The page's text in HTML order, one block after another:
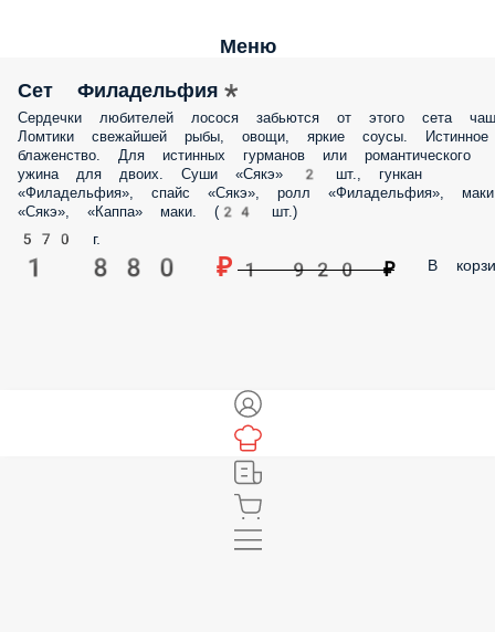
Меню
Сет Филадельфия*
Сердечки любителей лосося забьются от этого сета
Ломтики свежайшей рыбы, овощи, яркие соусы. Истинное
блаженство. Для истинных гурманов или романтического
ужина для двоих. Суши «Сякэ» 2 шт., гункан
«Филадельфия», спайс «Сякэ», ролл «Филадельфия», маки
«Сякэ», «Каппа» маки. (24 шт.)
570 г.
1 880 ₽ 1 920 ₽ В